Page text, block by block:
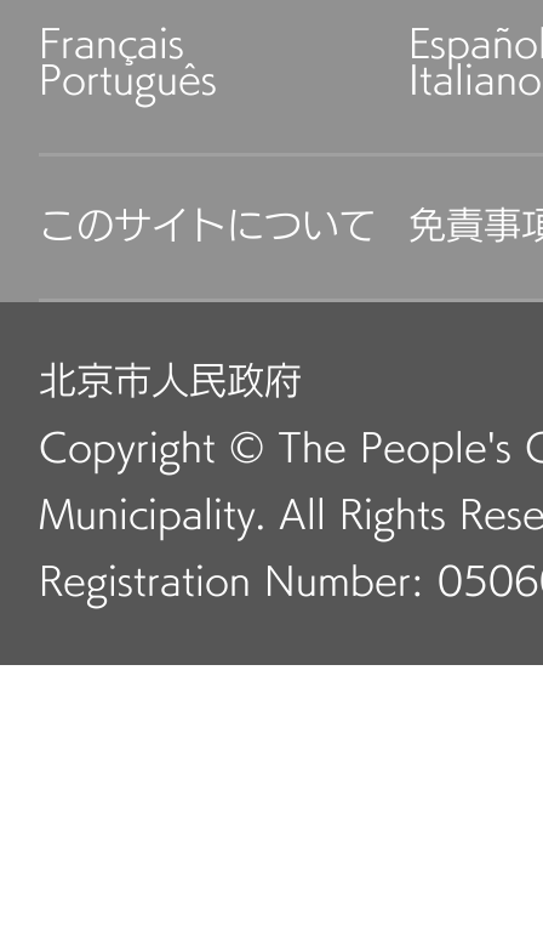
Français
Português Italiano
このサイトについて 免責事
北京市人民政府
Copyright © The People's
Municipality. All Rights
Registration Number: